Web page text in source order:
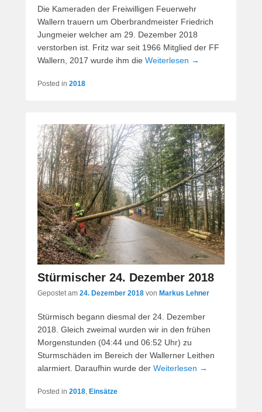
Die Kameraden der Freiwilligen Feuerwehr
Wallern trauern um Oberbrandmeister Friedrich
Jungmeier welcher am 29. Dezember 2018
verstorben ist. Fritz war seit 1966 Mitglied der FF
Wallern, 2017 wurde ihm die Weiterlesen →
Posted in 2018
Stürmischer 24. Dezember 2018
Gepostet am 24. Dezember 2018 von Markus Lehner
Stürmisch begann diesmal der 24. Dezember
2018. Gleich zweimal wurden wir in den frühen
Morgenstunden (04:44 und 06:52 Uhr) zu
Sturmschäden im Bereich der Wallerner Leithen
alarmiert. Daraufhin wurde der Weiterlesen →
Posted in 2018 Einsätze